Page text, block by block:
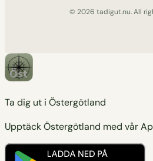
© 2026 tadigut.nu. All
Ta dig ut i Östergötland
Upptäck Östergötland med vår